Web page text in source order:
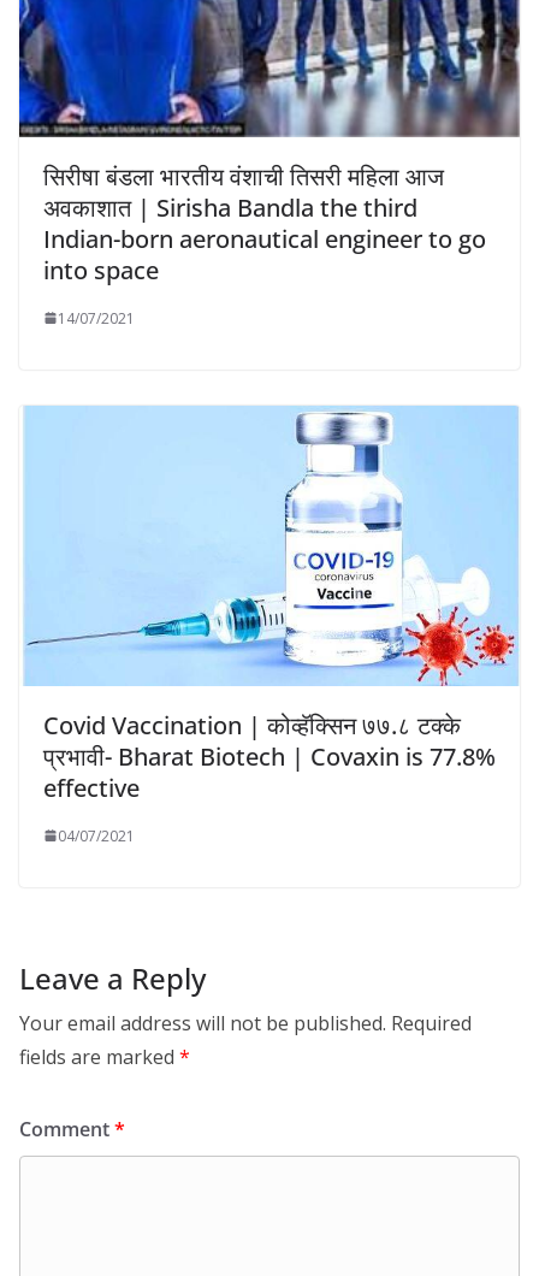
सिरीषा बंडला भारतीय वंशाची तिसरी महिला आज
अवकाशात | Sirisha Bandla the third
Indian-born aeronautical engineer to go
into space
14/07/2021
Covid Vaccination | कोव्हॅक्सिन ७७.८ टक्के
प्रभावी- Bharat Biotech | Covaxin is 77.8%
effective
04/07/2021
Leave a Reply
Your email address will not be published. Required
fields are marked *
Comment*